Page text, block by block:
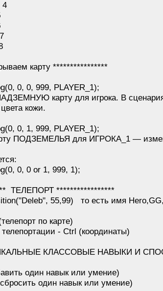
карту ****************
0, 0, 999, PLAYER_1);
карту для игрока. В
кожи.
0, 1, 999, PLAYER_1);
ПОДЗЕМЕЛЬЯ для ИГРОКА_1 —
0, 0 or 1, 999, 1);
ТЕЛЕПОРТ *****************
55,99) то есть имя Hero,GG,
по карте)
телепортации - Ctrl (координаты)
КЛАССОВЫЕ НАВЫКИ И
один навык или умение)
один навык или умение)